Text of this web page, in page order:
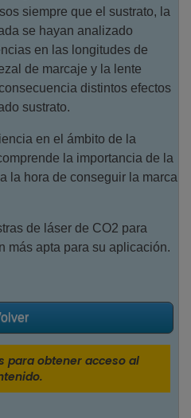
siempre que el sustrato, la
se hayan analizado
en las longitudes de
de marcaje y la lente
distintos efectos
sustrato.
en el ámbito de la
la importancia de la
la hora de conseguir la marca
de láser de CO2 para
más apta para su aplicación.
para obtener acceso al